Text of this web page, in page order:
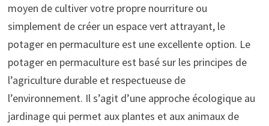
moyen de cultiver votre propre nourriture ou
simplement de créer un espace vert attrayant, le
potager en permaculture est une excellente option. Le
potager en permaculture est basé sur les principes de
l’agriculture durable et respectueuse de
l’environnement. Il s’agit d’une approche écologique au
jardinage qui permet aux plantes et aux animaux de